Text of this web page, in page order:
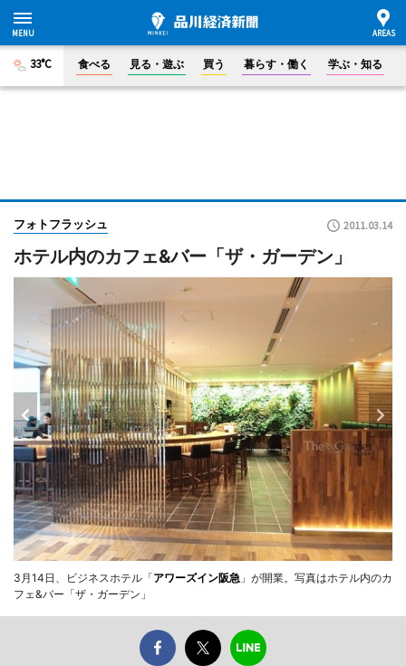
33°C 食べる 見る・遊ぶ 買う 暮らす・働く 学ぶ・知る
フォトフラッシュ 2011.03.14
ホテル内のカフェ&バー「ザ・ガーデン」
3月14日、ビジネスホテル「アワーズイン阪急 」が開業。写真はホテル内のカ
フェ&バー「ザ・ガーデン」